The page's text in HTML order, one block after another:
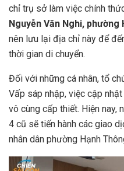
chỉ trụ sở làm việc chính
Nguyễn Văn Nghi,
nên lưu lại địa chỉ này để
thời gian di chuyển.
Đối với những cá nhân, tổ
Vấp sáp nhập, việc cập
vô cùng cấp thiết. Hiện nay,
4 cũ sẽ tiến hành các giao
nhân dân phường Hạnh